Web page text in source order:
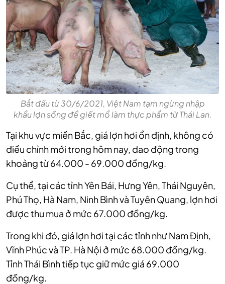
Bắt đầu từ 30/6/2021, Việt Nam tạm ngừng nhập
khẩu lợn sống để giết mổ làm thực phẩm từ Thái Lan.
Tại khu vực miền Bắc, giá lợn hơi ổn định, không có
điều chỉnh mới trong hôm nay, dao động trong
khoảng từ 64.000 - 69.000 đồng/kg.
Cụ thể, tại các tỉnh Yên Bái, Hưng Yên, Thái Nguyên,
Phú Thọ, Hà Nam, Ninh Bình và Tuyên Quang, lợn hơi
được thu mua ở mức 67.000 đồng/kg.
Trong khi đó, giá lợn hơi tại các tỉnh như Nam Định,
Vĩnh Phúc và TP. Hà Nội ở mức 68.000 đồng/kg.
Tỉnh Thái Bình tiếp tục giữ mức giá 69.000
đồng/kg.